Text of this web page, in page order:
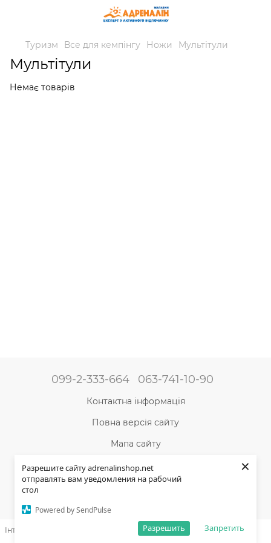
Разрешите сайту adrenalinshop.net
отправлять вам уведомления на рабочий
стол
Powered by SendPulse
Запретить
Разрешить
×
Туризм Все для кемпінгу Ножи Мультітули
Мультітули
Немає товарів
099-2-333-664 063-741-10-90
Контактна інформація
Повна версія сайту
Мапа сайту
©2004-2024 Адреналін – магазин туристичного
спорядження та товарів для активного відпочинку
Інтернет-магазин створений з Хорошоп